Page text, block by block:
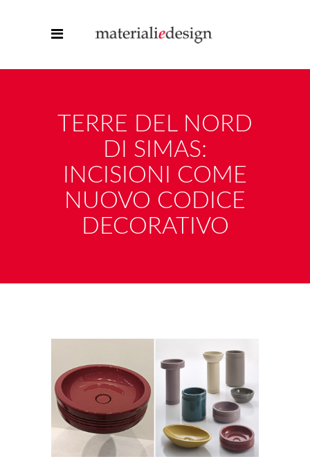
TERRE DEL NORD
DI SIMAS:
INCISIONI COME
NUOVO CODICE
DECORATIVO